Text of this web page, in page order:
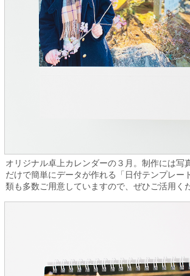
オリジナル卓上カレンダーの３月。制作には写
だけで簡単にデータが作れる「日付テンプレー
類も多数ご用意していますので、ぜひご活用く